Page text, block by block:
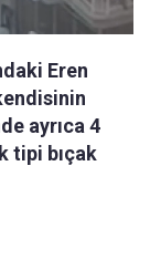
Eren
ayrıca 4
tipi bıçak